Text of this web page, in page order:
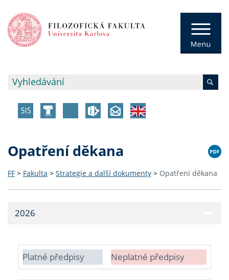
Opatření děkana
FF > Fakulta > Strategie a další dokumenty > Opatření děkana
2026
Platné předpisy Neplatné předpisy